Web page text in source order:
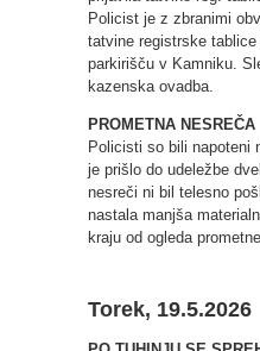
Policist je z zbranimi
tatvine registrske
parkirišču v Kamniku.
kazenska ovadba.
PROMETNA NESREČA
Policisti so bili napoteni
je prišlo do udeležbe
nesreči ni bil telesno
nastala manjša
kraju od ogleda
Torek, 19.5.2026